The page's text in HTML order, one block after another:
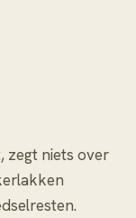
zegt niets over